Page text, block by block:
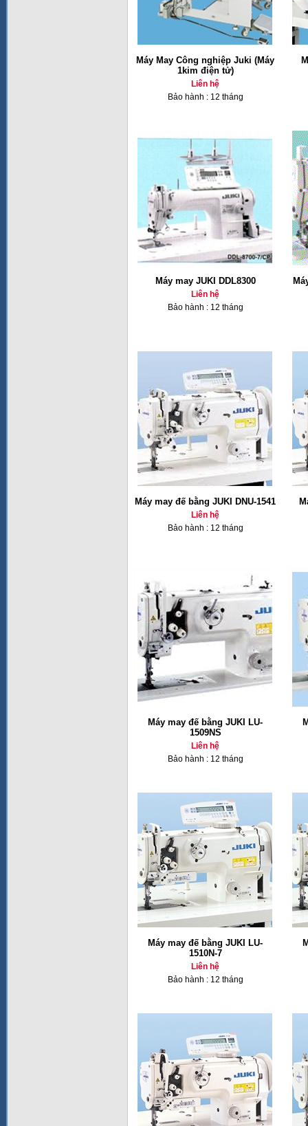
Máy May Công nghiệp Juki (Máy
1kim điện tử)
Liên hệ
Bảo hành : 12 tháng
Máy may JUKI DDL8300
Liên hệ
Bảo hành : 12 tháng
Máy may đế bằng JUKI DNU-1541
Liên hệ
Bảo hành : 12 tháng
Máy may đế bằng JUKI LU-
1509NS
Liên hệ
Bảo hành : 12 tháng
Máy may đế bằng JUKI LU-
1510N-7
Liên hệ
Bảo hành : 12 tháng